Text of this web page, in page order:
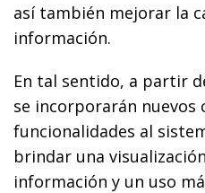
así también mejorar la
información.
En tal sentido, a partir
se incorporarán nuevos
funcionalidades al
brindar una
información y un uso